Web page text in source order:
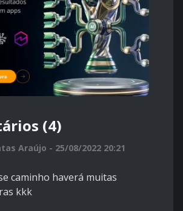
(4)
Araújo - 25/08/2022 20:21
caminho haverá muitas
kkk